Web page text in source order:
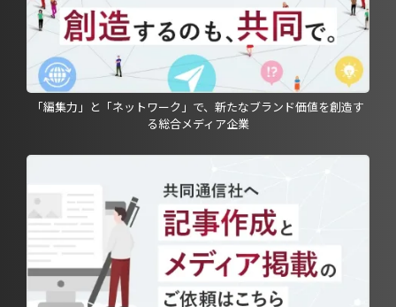
「編集力」と「ネットワーク」で、新たなブランド価値を創造す
る総合メディア企業